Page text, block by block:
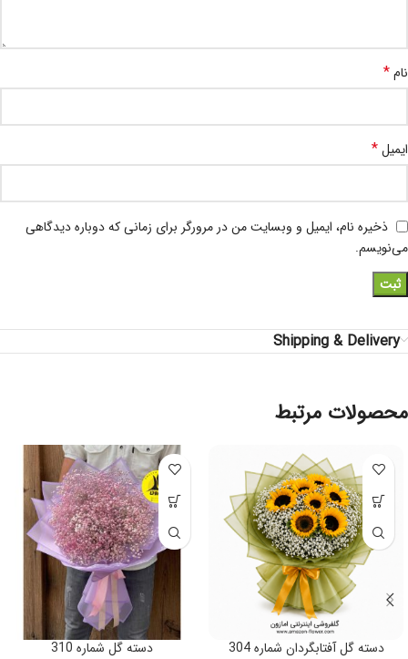
نام*
ایمیل*
ذخیره نام، ایمیل و وبسایت من در مرورگر برای زمانی که دوباره دیدگاهی
می‌نویسم.
Shipping & Delivery
محصولات مرتبط
دسته گل آفتابگردان شماره 304
دسته گل شماره 310